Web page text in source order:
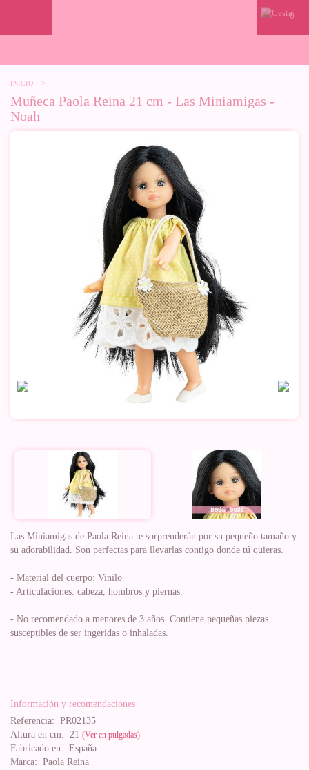
0
INICIO >
Muñeca Paola Reina 21 cm - Las Miniamigas -
Noah
Las Miniamigas de Paola Reina te sorprenderán por su pequeño tamaño y
su adorabilidad. Son perfectas para llevarlas contigo donde tú quieras.
- Material del cuerpo: Vinilo.
- Articulaciones: cabeza, hombros y piernas.
- No recomendado a menores de 3 años. Contiene pequeñas piezas
susceptibles de ser ingeridas o inhaladas.
Información y recomendaciones
Referencia: PR02135
Altura en cm: 21 (Ver en pulgadas)
Fabricado en: España
Marca: Paola Reina